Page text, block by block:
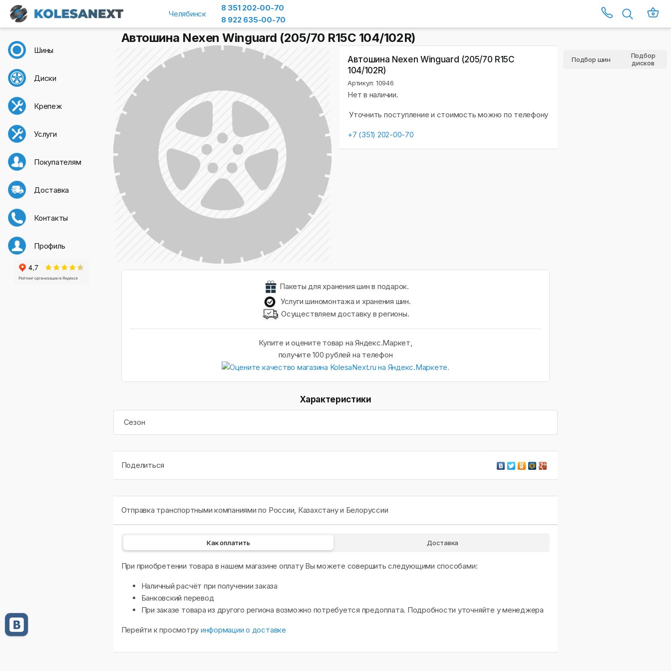
Челябинск
8 351 202-00-70
8 922 635-00-70
Шины
Диски
Крепеж
Услуги
Покупателям
Доставка
Контакты
Профиль
Автошина Nexen Winguard (205/70 R15C 104/102R)
Автошина Nexen Winguard (205/70 R15C
104/102R)
Артикул: 10946
Нет в наличии.
Уточнить поступление и стоимость можно по телефону
+7 (351) 202-00-70
Пакеты для хранения шин в подарок.
Услуги шиномонтажа и хранения шин.
Осуществляем доставку в регионы.
Купите и оцените товар на Яндекс.Маркет,
получите 100 рублей на телефон
Характеристики
Сезон
Поделиться
Отправка транспортными компаниями по России, Казахстану и Белоруссии
Как оплатить Доставка
При приобретении товара в нашем магазине оплату Вы можете совершить следующими способами:
Наличный расчёт при получении заказа
Банковский перевод
При заказе товара из другого региона возможно потребуется предоплата. Подробности уточняйте у менеджера
Перейти к просмотру информации о доставке
Подбор шин
Подбор
дисков